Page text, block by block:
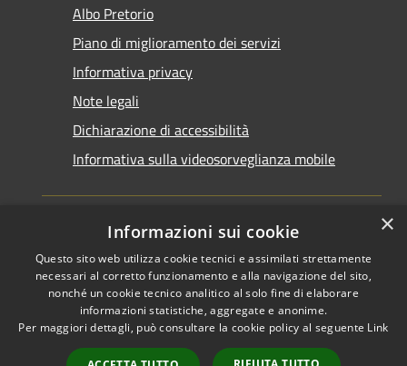
Albo Pretorio
Piano di miglioramento dei servizi
Informativa privacy
Note legali
Dichiarazione di accessibilità
Informativa sulla videosorveglianza mobile
RSS
Accessibilità
Cookie
Mappa del sito
Copyright © 2026 • Comune di
Taranto • Powered by
Municipium•Accesso
redazione
×
Informazioni sui cookie
Questo sito web utilizza cookie tecnici e assimilati strettamente
necessari al corretto funzionamento e alla navigazione del sito,
nonché un cookie tecnico analitico al solo fine di elaborare
informazioni statistiche, aggregate e anonime.
Per maggiori dettagli, può consultare la cookie policy al seguente Link